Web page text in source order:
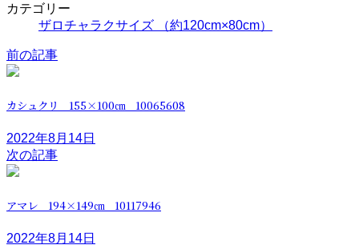
カテゴリー
ザロチャラクサイズ （約120cm×80cm）
前の記事
カシュクリ 155×100㎝ 10065608
2022年8月14日
次の記事
アマレ 194×149㎝ 10117946
2022年8月14日